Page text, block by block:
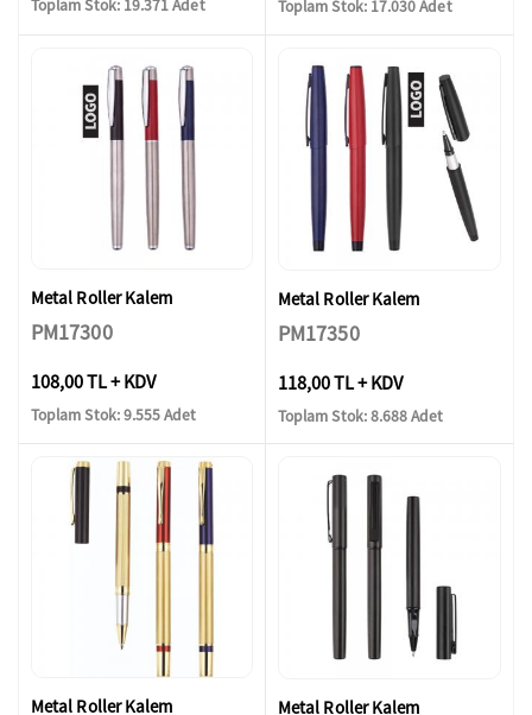
Toplam Stok: 19.371 Adet Toplam Stok: 17.030 Adet
Metal Roller Kalem
PM17300
108,00 TL + KDV
Toplam Stok: 9.555 Adet
Metal Roller Kalem
PM17350
118,00 TL + KDV
Toplam Stok: 8.688 Adet
Metal Roller Kalem Metal Roller Kalem